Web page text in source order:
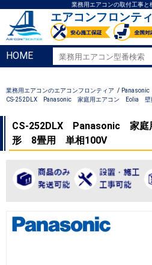
業務用エアコンの取付工事と
エアコンフロンテ
HOME
業務用エアコンのエアコンフロンティア
Panasonic
CS-252DLX Panasonic 家庭用エアコン Eolia
CS-252DLX Panasonic 家
形 8畳用 単相100V